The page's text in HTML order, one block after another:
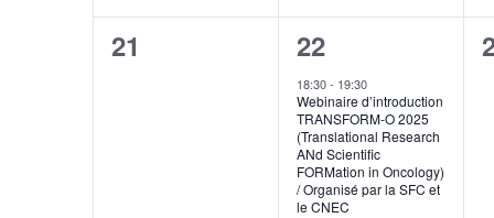
0
21
1
événement,
22
18:30- 19:30
Webinaire d’introduction
TRANSFORM-O 2025
(Translational Research
ANd Scientific
FORMation in Oncology)
/ Organisé par la SFC et
le CNEC
0